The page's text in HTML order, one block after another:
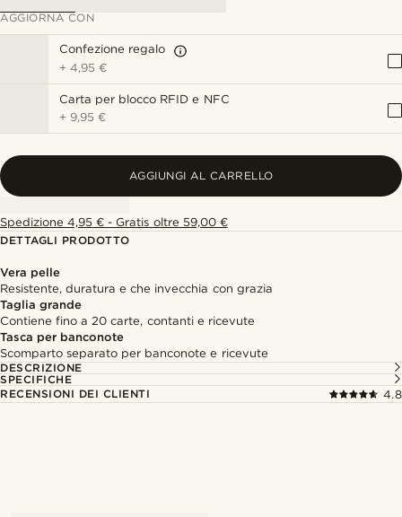
AGGIORNA CON
Confezione regalo
+4,95 €
Carta per blocco RFID e NFC
+ 9,95 €
AGGIUNGI AL CARRELLO
Spedizione 4,95 € - Gratis oltre 59,00 €
DETTAGLI PRODOTTO
Vera pelle
Resistente, duratura e che invecchia con grazia
Taglia grande
Contiene fino a 20 carte, contanti e ricevute
Tasca per banconote
Scomparto separato per banconote e ricevute
DESCRIZIONE
SPECIFICHE
RECENSIONI DEI CLIENTI
4.8